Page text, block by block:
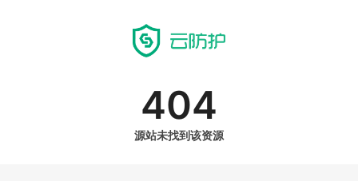
404
源站未找到该资源